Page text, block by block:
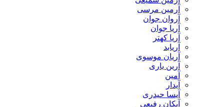
آرمین مرسی
آروان جوان
آریا جوان
آریا کهتر
آریابد
آریان موسوی
آرین یاری
آمین
آیدار
آیسا حیدری
آیکان رفیعی